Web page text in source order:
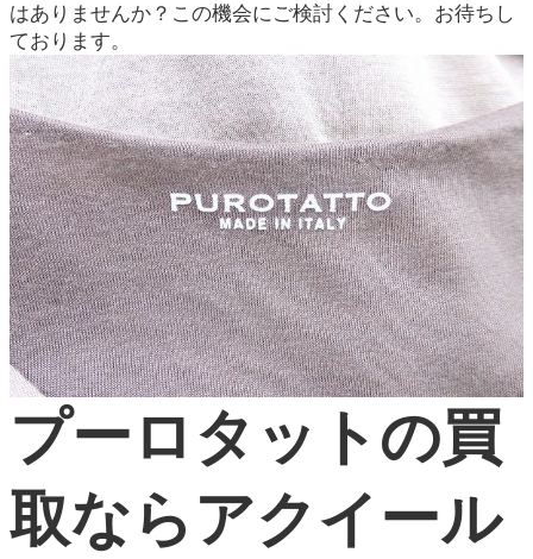
はありませんか？この機会にご検討ください。お待ちし
ております。
プーロタットの買
取ならアクイール